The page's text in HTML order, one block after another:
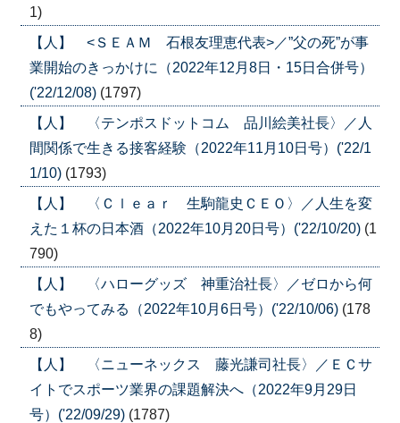
1)
【人】 <ＳＥＡＭ 石根友理恵代表>／”父の死”が事
業開始のきっかけに（2022年12月8日・15日合併号）
('22/12/08) (1797)
【人】 〈テンポスドットコム 品川絵美社長〉／人
間関係で生きる接客経験（2022年11月10日号）('22/1
1/10) (1793)
【人】 〈Ｃｌｅａｒ 生駒龍史ＣＥＯ〉／人生を変
えた１杯の日本酒（2022年10月20日号）('22/10/20) (1
790)
【人】 〈ハローグッズ 神重治社長〉／ゼロから何
でもやってみる（2022年10月6日号）('22/10/06) (178
8)
【人】 〈ニューネックス 藤光謙司社長〉／ＥＣサ
イトでスポーツ業界の課題解決へ（2022年9月29日
号）('22/09/29) (1787)